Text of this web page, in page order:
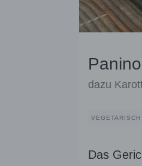
dazu
VEGETARISCH
Das